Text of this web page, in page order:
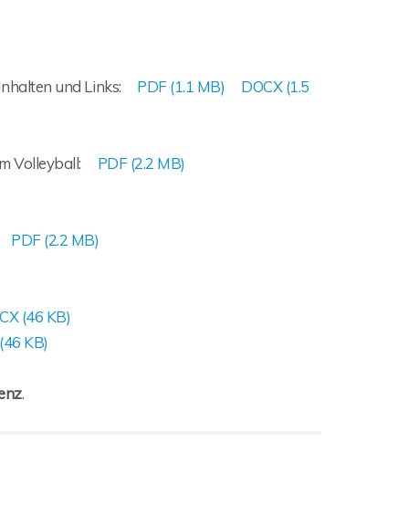
und Links: PDF (1.1 MB)
DOCX (1.5
Volleyball: PDF (2.2 MB)
PDF (2.2 MB)
(46 KB)
KB)
.